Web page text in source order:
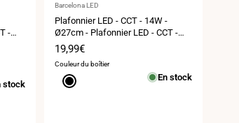
-
stock
Fournisseur
:
Barcelona LED
Plafonnier LED - CCT - 14W -
Ø27cm - Plafonnier LED - CCT -
14W - Ø27cm
Prix
de
vente
19,99€
Couleur du boîtier
Noir En stock